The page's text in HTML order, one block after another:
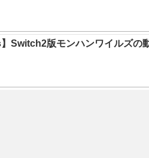
】Switch2版モンハンワイルズの